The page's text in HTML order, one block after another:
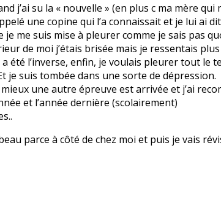
j’ai su la « nouvelle » (en plus c ma mère
une copine qui l’a connaissait et je lui ai
me suis mise à pleurer comme je sais pas
de moi j’étais brisée mais je ressentais
l’inverse, enfin, je voulais pleurer tout le
je suis tombée dans une sorte de dépression.
une autre épreuve est arrivée et j’ai
et l’année dernière (scolairement)
parce à côté de chez moi et puis je vais